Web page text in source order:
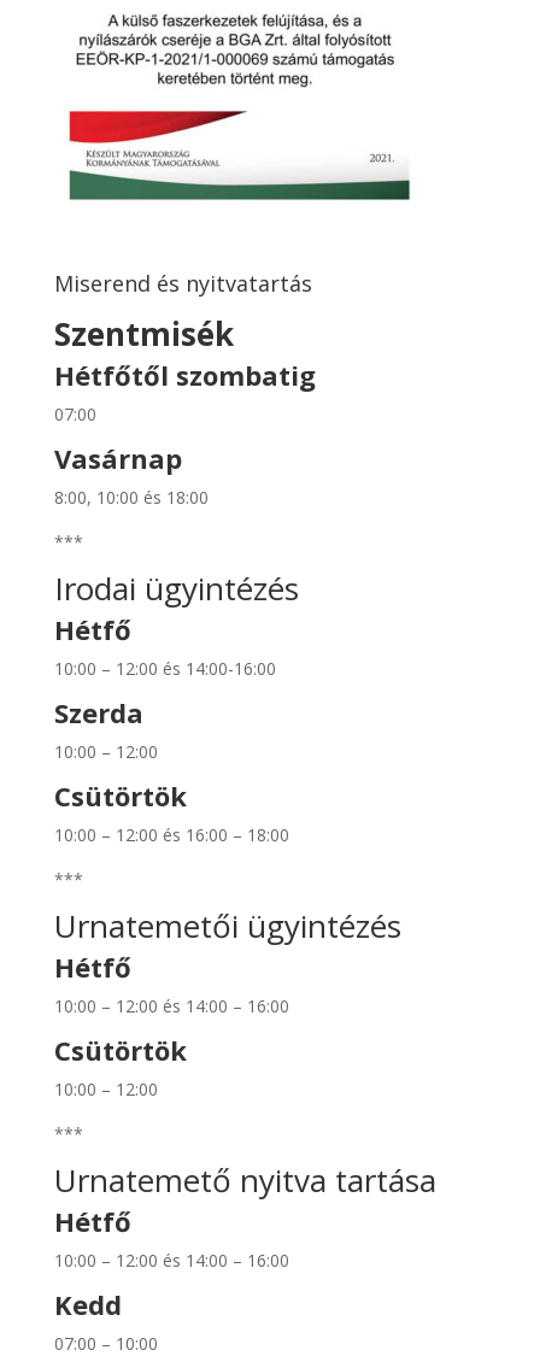
Miserend és nyitvatartás
Szentmisék
Hétfőtől szombatig
07:00
Vasárnap
8:00, 10:00 és 18:00
***
Irodai ügyintézés
Hétfő
10:00 – 12:00 és 14:00-16:00
Szerda
10:00 – 12:00
Csütörtök
10:00 – 12:00 és 16:00 – 18:00
***
Urnatemetői ügyintézés
Hétfő
10:00 – 12:00 és 14:00 – 16:00
Csütörtök
10:00 – 12:00
***
Urnatemető nyitva tartása
Hétfő
10:00 – 12:00 és 14:00 – 16:00
Kedd
07:00 – 10:00